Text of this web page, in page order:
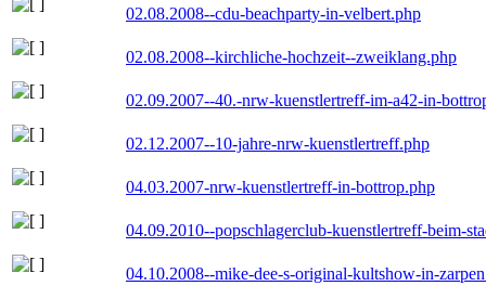
02.08.2008--cdu-beachparty-in-velbert.php
02.08.2008--kirchliche-hochzeit--zweiklang.php
02.09.2007--40.-nrw-kuenstlertreff-im-a42-in-
02.12.2007--10-jahre-nrw-kuenstlertreff.php
04.03.2007-nrw-kuenstlertreff-in-bottrop.php
04.09.2010--popschlagerclub-kuenstlertreff-beim-
04.10.2008--mike-dee-s-original-kultshow-in-